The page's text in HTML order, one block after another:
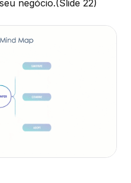
negócio.(Slide 22)